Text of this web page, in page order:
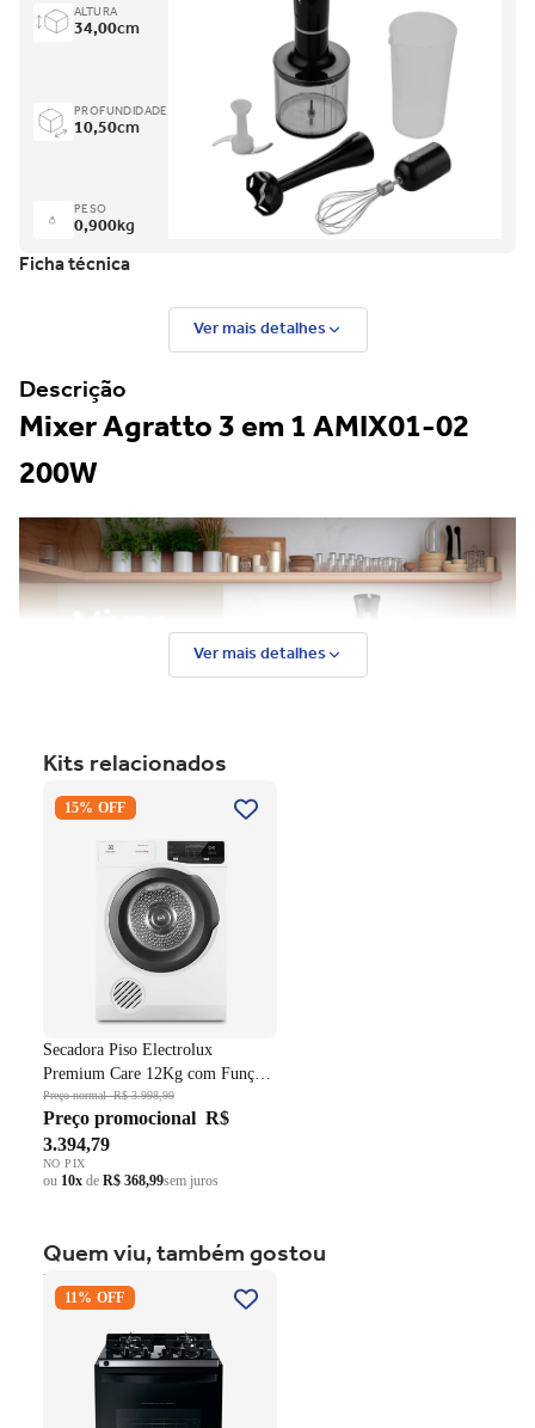
ALTURA
34,00cm
PROFUNDIDADE
10,50cm
PESO
0,900kg
Ficha técnica
Ver mais detalhes
Descrição
Mixer Agratto 3 em 1 AMIX01-02
200W
Ver mais detalhes
Kits relacionados
Premium Care 12Kg com
Branco 220V
15% OFF
Secadora Piso Electrolux
Premium Care 12Kg com Função
AutoSense SFP12 Branco 220V
Preço normalR$ 3.998,99
Preço promocional R$
3.394,79
NO PIX
ou 10x de R$ 368,99sem juros
Quem viu, também gostou
Fogão 4 Bocas Brastemp de
Embutir BYO4XAE Mesa
Fundido Dupla Chama Preto
11% OFF